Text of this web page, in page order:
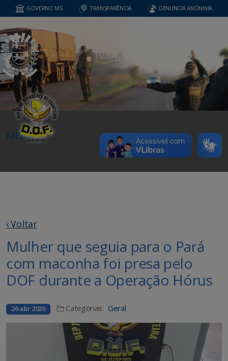
GOVERNO MS TRANSPARÊNCIA DENUNCIA ANÔNIMA
MENU
‹ Voltar
Mulher que seguia para o Pará
com maconha foi presa pelo
DOF durante a Operação Hórus
26 abr 2020 Categorias: Geral